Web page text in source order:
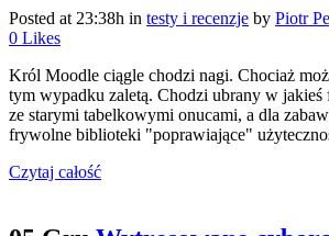
Posted at 23:38h in testy i recenzje by Piotr
0 Likes
Król Moodle ciągle chodzi nagi. Chociaż
tym wypadku zaletą. Chodzi ubrany w jakieś
ze starymi tabelkowymi onucami, a dla
frywolne biblioteki "poprawiające"
Czytaj całość